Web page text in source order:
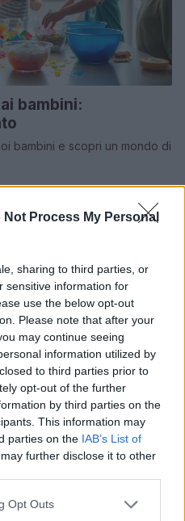
Not Process My Personal
sharing to third parties, or
sensitive information for
use the below opt-out
Please note that after your
may continue seeing
information utilized by
to third parties prior to
opt-out of the further
by third parties on the
This information may
parties on the IAB’s List of
further disclose it to other
uses one or more Google
Opt Outs
bambini:
bambini e scopri un mondo di
riutilizzare i
trasformarli in originali